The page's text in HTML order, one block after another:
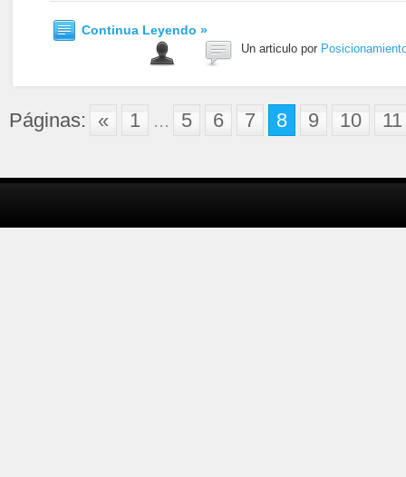
Continua Leyendo »
Un articulo por
Páginas: « 1 ... 5 6 7 8 9 10 11